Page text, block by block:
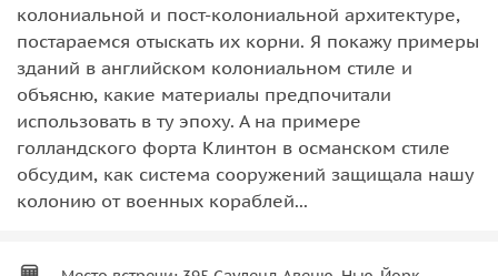
колониальной и пост-колониальной архитектуре,
постараемся отыскать их корни. Я покажу примеры
зданий в английском колониальном стиле и
объясню, какие материалы предпочитали
использовать в ту эпоху. А на примере
голландского форта Клинтон в османском стиле
обсудим, как система сооружений защищала нашу
колонию от военных кораблей...